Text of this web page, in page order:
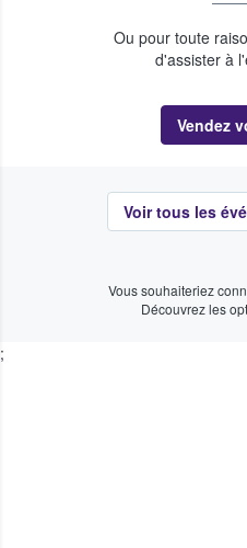
Ou pour toute
d'assister à
Vendez
Voir tous les
Vous souhaiteriez
Découvrez les
;